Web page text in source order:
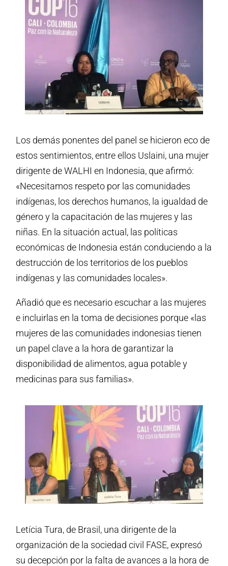
Los demás ponentes del panel se hicieron eco de
estos sentimientos, entre ellos Uslaini, una mujer
dirigente de WALHI en Indonesia, que afirmó:
«Necesitamos respeto por las comunidades
indígenas, los derechos humanos, la igualdad de
género y la capacitación de las mujeres y las
niñas. En la situación actual, las políticas
económicas de Indonesia están conduciendo a la
destrucción de los territorios de los pueblos
indígenas y las comunidades locales».
Añadió que es necesario escuchar a las mujeres
e incluirlas en la toma de decisiones porque «las
mujeres de las comunidades indonesias tienen
un papel clave a la hora de garantizar la
disponibilidad de alimentos, agua potable y
medicinas para sus familias».
Letícia Tura, de Brasil, una dirigente de la
organización de la sociedad civil FASE, expresó
su decepción por la falta de avances a la hora de